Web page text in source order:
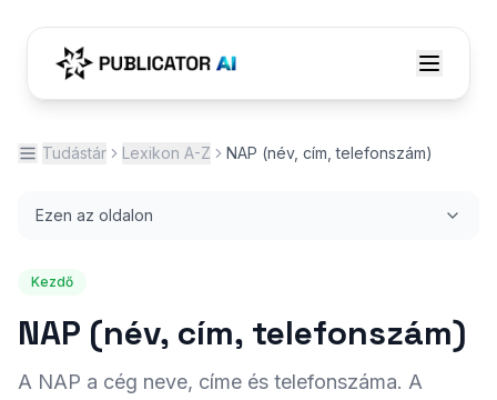
Tudástár Lexikon A-Z NAP (név, cím, telefonszám)
Ezen az oldalon
Kezdő
NAP (név, cím, telefonszám)
A NAP a cég neve, címe és telefonszáma. A